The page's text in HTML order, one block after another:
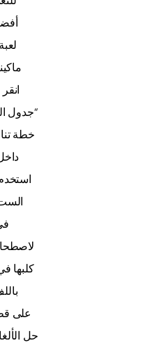
“جدول
خطة
كلبها
على
حل